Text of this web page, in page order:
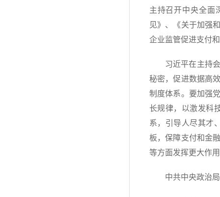
主持召开中央全面
见》、《关于加强
企业监管促进支付
习近平在主持
秘密，促进数据高
制度体系。要加强
长规律，以激发科
系，引导人尽其才
板，保障支付和金
等方面发挥更大作
中共中央政治